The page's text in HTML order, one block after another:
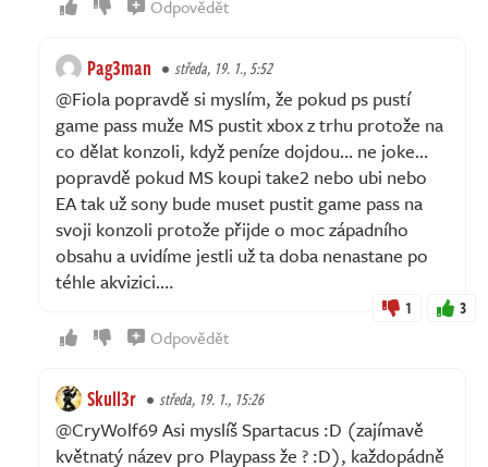
Odpovědět
Pag3man středa, 19. 1., 5:52
@Fiola popravdě si myslím, že pokud ps pustí
game pass muže MS pustit xbox z trhu protože na
co dělat konzoli, když peníze dojdou… ne joke…
popravdě pokud MS koupi take2 nebo ubi nebo
EA tak už sony bude muset pustit game pass na
svoji konzoli protože přijde o moc západního
obsahu a uvidíme jestli už ta doba nenastane po
téhle akvizici….
1 3
Odpovědět
Skull3r středa, 19. 1., 15:26
@CryWolf69 Asi myslíš Spartacus :D (zajímavě
květnatý název pro Playpass že ? :D), každopádně